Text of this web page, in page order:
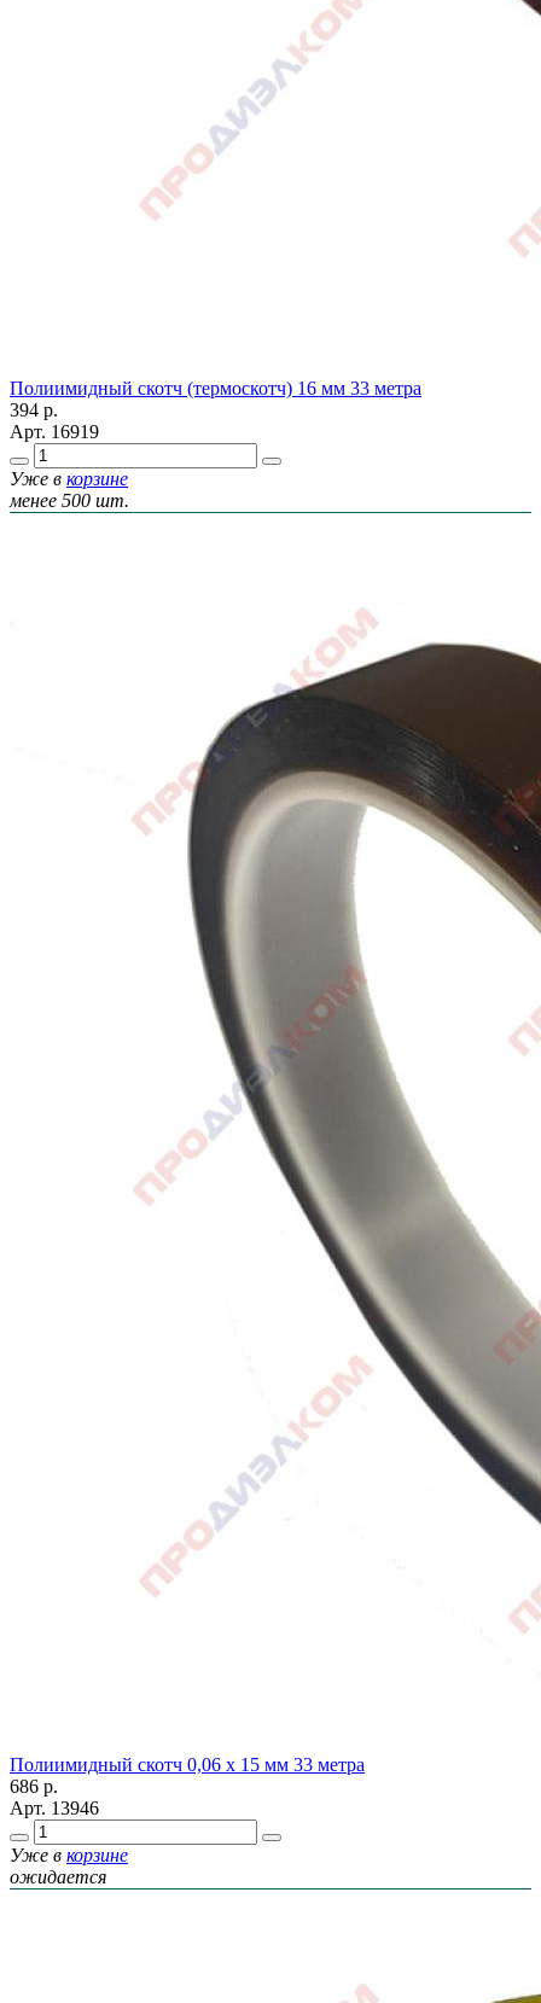
Полиимидный скотч (термоскотч) 16 мм 33 метра
394 р.
Арт. 16919
Уже в корзине
менее 500 шт.
Полиимидный скотч 0,06 х 15 мм 33 метра
686 р.
Арт. 13946
Уже в корзине
ожидается